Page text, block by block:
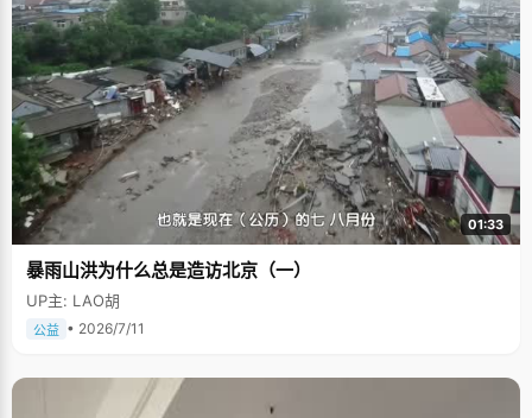
01:33
暴雨山洪为什么总是造访北京（一）
UP主: LAO胡
公益 • 2026/7/11